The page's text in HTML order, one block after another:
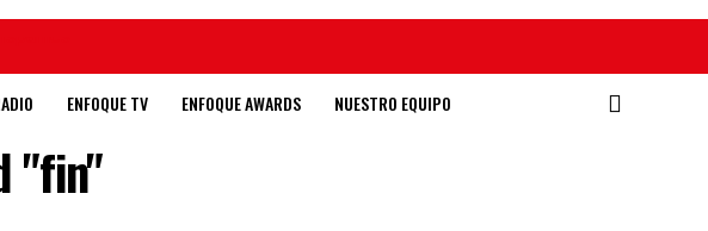
ENFOQUE TV ENFOQUE AWARDS NUESTRO EQUIPO
"fin"